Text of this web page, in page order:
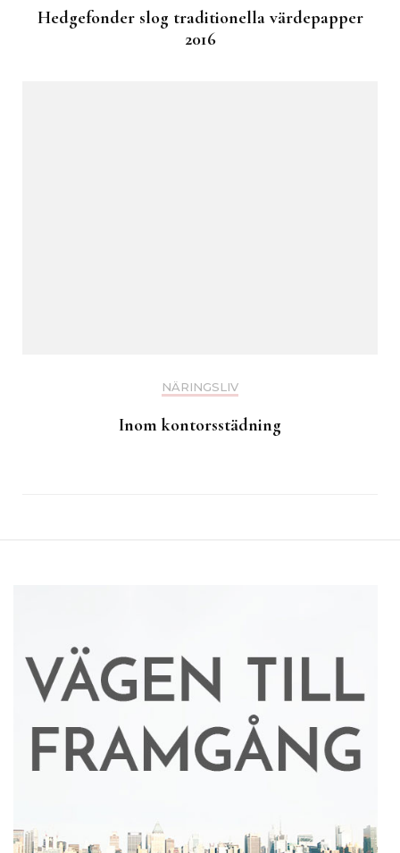
Hedgefonder slog traditionella värdepapper
2016
NÄRINGSLIV
Inom kontorsstädning